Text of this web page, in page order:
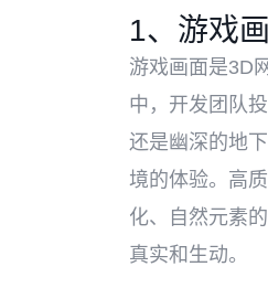
1、游戏
游戏画面是3D
中，开发团队
还是幽深的地
境的体验。高
化、自然元素
真实和生动。